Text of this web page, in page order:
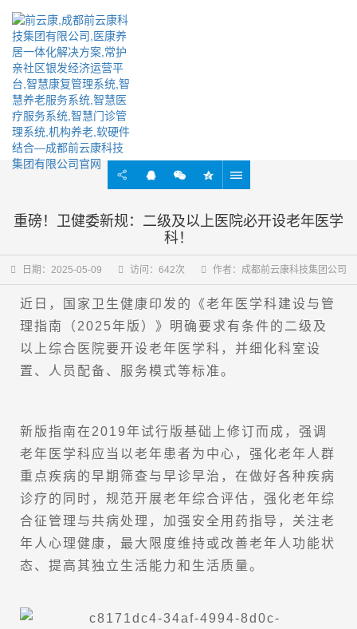
实时掌握行业最新动态资讯
重磅！卫健委新规：二级及以上医院必开设老年医学
科！
日期：2025-05-09 访问：642次 作者：成都前云康科技集团公司
近日，
国家卫生健康印发的《老年医学科建设与管
理指南（2025年版）》明确要求有条件的二级及
以上综合医院要开设老年医学科，并细化科室设
置、人员配备、服务模式等标准。
新版指南在2019年试行版基础上修订而成，强调
老年医学科应当以老年患者为中心，强化老年人群
重点疾病的早期筛查与早诊早治，在做好各种疾病
诊疗的同时，规范开展老年综合评估，强化老年综
合征管理与共病处理，加强安全用药指导，关注老
年人心理健康，最大限度维持或改善老年人功能状
态、提高其独立生活能力和生活质量。